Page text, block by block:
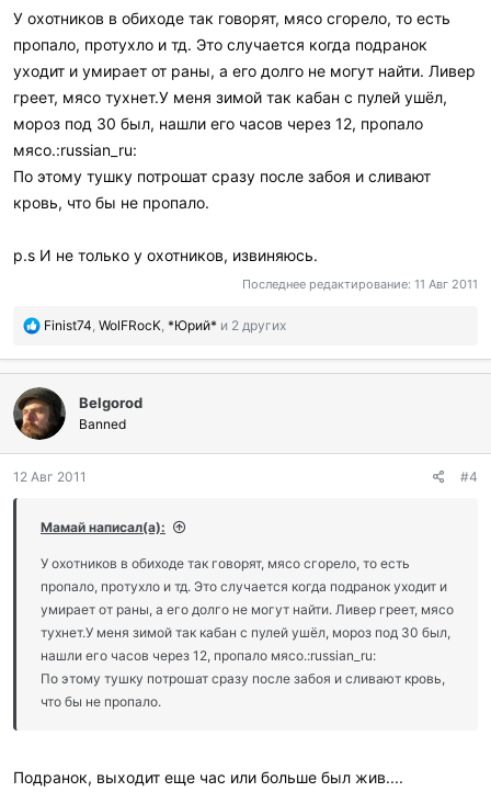
У охотников в обиходе так говорят, мясо сгорело, то есть
пропало, протухло и тд. Это случается когда подранок
уходит и умирает от раны, а его долго не могут найти. Ливер
греет, мясо тухнет.У меня зимой так кабан с пулей ушёл,
мороз под 30 был, нашли его часов через 12, пропало
мясо.:russian_ru:
По этому тушку потрошат сразу после забоя и сливают
кровь, что бы не пропало.
p.s И не только у охотников, извиняюсь.
Последнее редактирование: 11 Авг 2011
П
б
а
г
о
а
и
и
:
Finist74 WolFRocK *Юрий* и 2 других
Belgorod
Banned
12 Авг 2011 #4
Мамай написал(а):
У охотников в обиходе так говорят, мясо сгорело, то есть
пропало, протухло и тд. Это случается когда подранок уходит и
умирает от раны, а его долго не могут найти. Ливер греет, мясо
тухнет.У меня зимой так кабан с пулей ушёл, мороз под 30 был,
нашли его часов через 12, пропало мясо.:russian_ru:
По этому тушку потрошат сразу после забоя и сливают кровь,
что бы не пропало.
Подранок, выходит еще час или больше был жив....